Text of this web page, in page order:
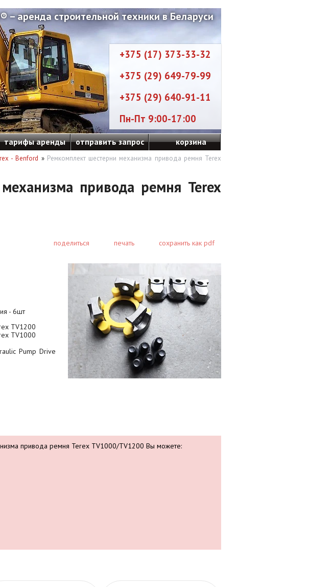
– аренда строительной техники в Беларуси
+375 (17) 373-33-32
+375 (29) 649-79-99
+375 (29) 640-91-11
Пн-Пт 9:00-17:00
тарифы аренды отправить запрос корзина
- Benford » Ремкомплект шестерни механизма привода ремня Terex
привода ремня Terex
поделиться печать сохранить как pdf
- 6шт
TV1200
TV1000
Pump Drive
привода ремня Terex TV1000/TV1200 Вы можете: